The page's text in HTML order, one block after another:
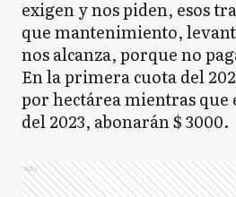
exigen y nos piden, esos
que mantenimiento,
nos alcanza, porque no
En la primera cuota del
por hectárea mientras
del 2023, abonarán $ 3000.
Ads